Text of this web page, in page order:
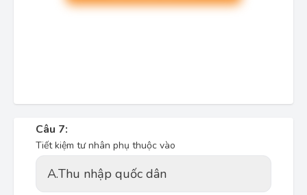
Câu 7:
Tiết kiệm tư nhân phụ thuộc vào
A.Thu nhập quốc dân